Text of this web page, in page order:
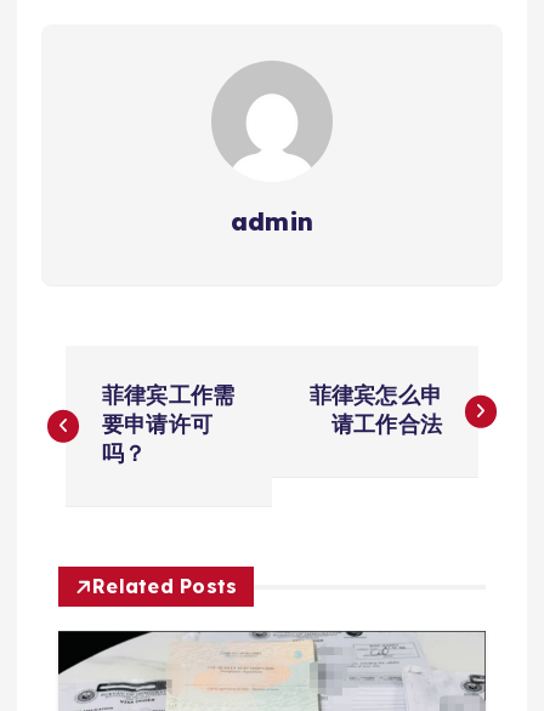
admin
章
航
菲律宾工作需
要申请许可
吗？
菲律宾怎么申
请工作合法
Related Posts